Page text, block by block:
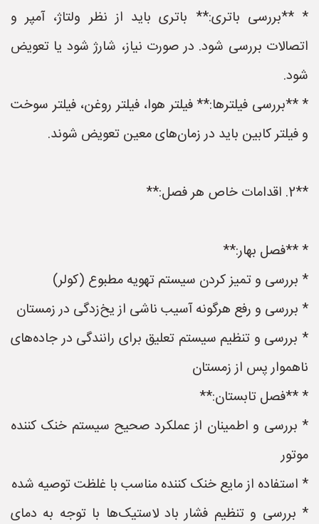
* **بررسی باتری:** باتری باید از نظر ولتاژ، آمپر و
اتصالات بررسی شود. در صورت نیاز، شارژ شود یا تعویض
شود.
* **بررسی فیلترها:** فیلتر هوا، فیلتر روغن، فیلتر سوخت
و فیلتر کابین باید در زمان‌های معین تعویض شوند.
**2. اقدامات خاص هر فصل:**
* **فصل بهار:**
* بررسی و تمیز کردن سیستم تهویه مطبوع (کولر)
* بررسی و رفع هرگونه آسیب ناشی از یخ‌زدگی در زمستان
* بررسی و تنظیم سیستم تعلیق برای رانندگی در جاده‌های
ناهموار پس از زمستان
* **فصل تابستان:**
* بررسی و اطمینان از عملکرد صحیح سیستم خنک کننده
موتور
* استفاده از مایع خنک کننده مناسب با غلظت توصیه شده
* بررسی و تنظیم فشار باد لاستیک‌ها با توجه به دمای